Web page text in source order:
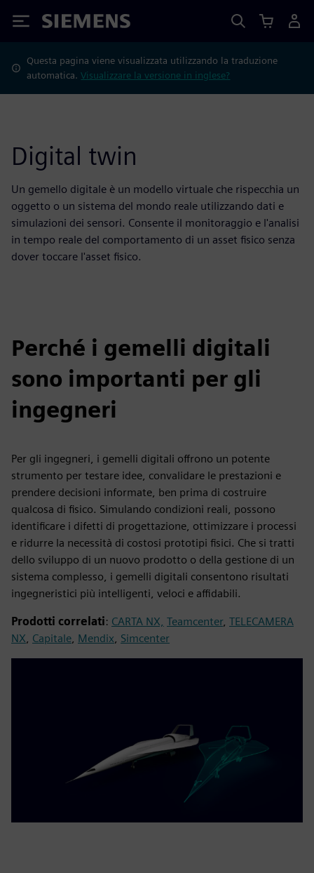
Siemens
Questa pagina viene visualizzata utilizzando la traduzione
automatica.Visualizzare la versione in inglese?
Digital twin
Un gemello digitale è un modello virtuale che rispecchia un
oggetto o un sistema del mondo reale utilizzando dati e
simulazioni dei sensori. Consente il monitoraggio e l'analisi
in tempo reale del comportamento di un asset fisico senza
dover toccare l'asset fisico.
Perché i gemelli digitali
sono importanti per gli
ingegneri
Per gli ingegneri, i gemelli digitali offrono un potente
strumento per testare idee, convalidare le prestazioni e
prendere decisioni informate, ben prima di costruire
qualcosa di fisico. Simulando condizioni reali, possono
identificare i difetti di progettazione, ottimizzare i processi
e ridurre la necessità di costosi prototipi fisici. Che si tratti
dello sviluppo di un nuovo prodotto o della gestione di un
sistema complesso, i gemelli digitali consentono risultati
ingegneristici più intelligenti, veloci e affidabili.
Prodotti correlati: CARTA NX, Teamcenter, TELECAMERA
NX, Capitale, Mendix, Simcenter